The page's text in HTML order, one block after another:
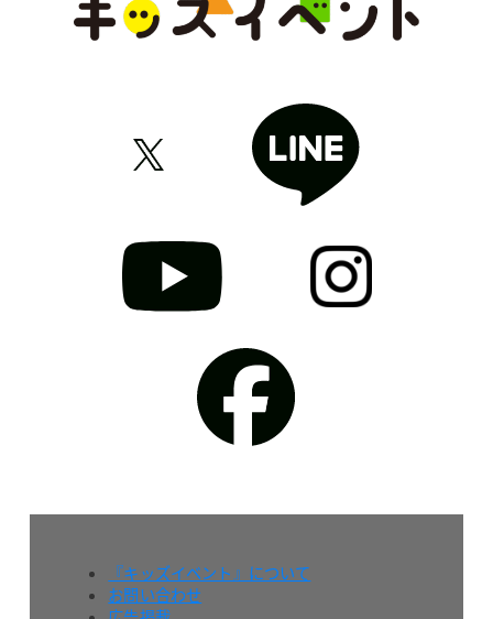
『キッズイベント』について
お問い合わせ